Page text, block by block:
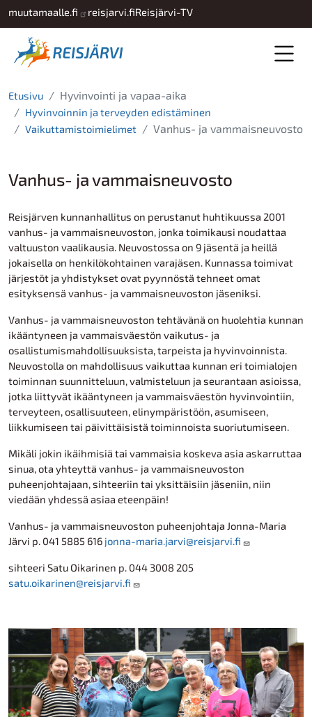
Hyppää pääsisältöön
muutamaalle.fi reisjarvi.fiReisjärvi-TV
Etusivu Hyvinvointi ja vapaa-aika
Hyvinvoinnin ja terveyden edistäminen
Vaikuttamistoimielimet
Vanhus- ja vammaisneuvosto
Vanhus- ja vammaisneuvosto
Reisjärven kunnanhallitus on perustanut huhtikuussa 2001
vanhus- ja vammaisneuvoston, jonka toimikausi noudattaa
valtuuston vaalikausia. Neuvostossa on 9 jäsentä ja heillä
jokaisella on henkilökohtainen varajäsen. Kunnassa toimivat
järjestöt ja yhdistykset ovat pyynnöstä tehneet omat
esityksensä vanhus- ja vammaisneuvoston jäseniksi.
Vanhus- ja vammaisneuvoston tehtävänä on huolehtia kunnan
ikääntyneen ja vammaisväestön vaikutus- ja
osallistumismahdollisuuksista, tarpeista ja hyvinvoinnista.
Neuvostolla on mahdollisuus vaikuttaa kunnan eri toimialojen
toiminnan suunnitteluun, valmisteluun ja seurantaan asioissa,
jotka liittyvät ikääntyneen ja vammaisväestön hyvinvointiin,
terveyteen, osallisuuteen, elinympäristöön, asumiseen,
liikkumiseen tai päivittäisistä toiminnoista suoriutumiseen.
Mikäli jokin ikäihmisiä tai vammaisia koskeva asia askarruttaa
sinua, ota yhteyttä vanhus- ja vammaisneuvoston
puheenjohtajaan, sihteeriin tai yksittäisiin jäseniin, niin
viedään yhdessä asiaa eteenpäin!
Vanhus- ja vammaisneuvoston puheenjohtaja Jonna-Maria
Järvi p. 041 5885 616 jonna-maria.jarvi@reisjarvi.fi
sihteeri Satu Oikarinen p. 044 3008 205
satu.oikarinen@reisjarvi.fi